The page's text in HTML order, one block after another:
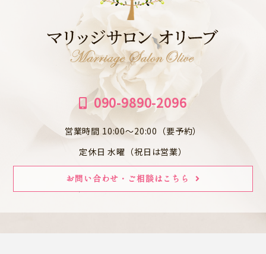
090-9890-2096
営業時間 10:00～20:00（要予約）
定休日 水曜（祝日は営業）
お問い合わせ・ご相談はこちら